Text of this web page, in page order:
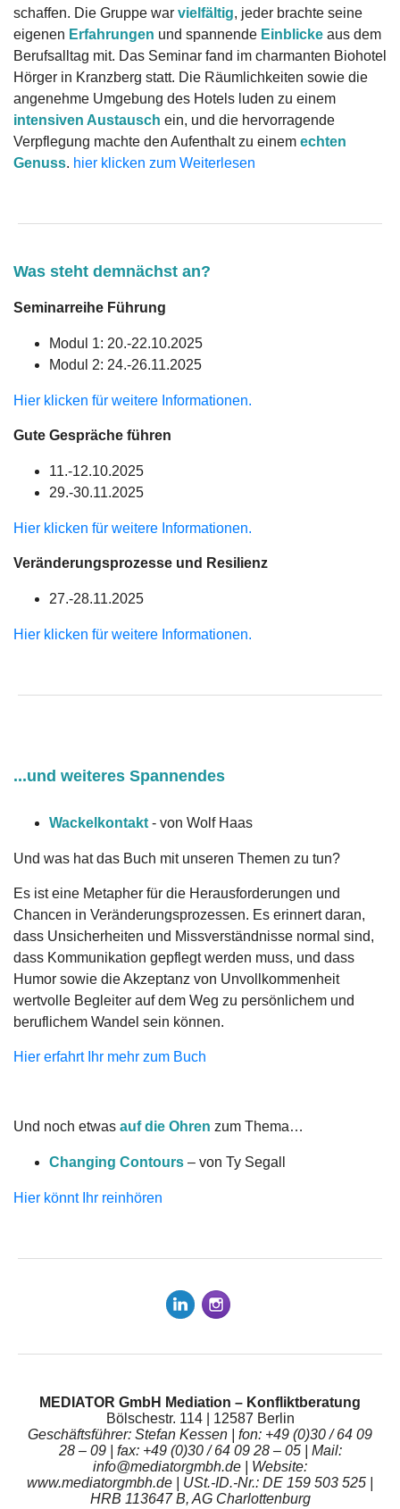
schaffen. Die Gruppe war vielfältig, jeder brachte seine
eigenen Erfahrungen und spannende Einblicke aus dem
Berufsalltag mit. Das Seminar fand im charmanten Biohotel
Hörger in Kranzberg statt. Die Räumlichkeiten sowie die
angenehme Umgebung des Hotels luden zu einem
intensiven Austausch ein, und die hervorragende
Verpflegung machte den Aufenthalt zu einem echten
Genuss. hier klicken zum Weiterlesen
Was steht demnächst an?
Seminarreihe Führung
Modul 1: 20.-22.10.2025
Modul 2: 24.-26.11.2025
Hier klicken für weitere Informationen.
Gute Gespräche führen
11.-12.10.2025
29.-30.11.2025
Hier klicken für weitere Informationen.
Veränderungsprozesse und Resilienz
27.-28.11.2025
Hier klicken für weitere Informationen.
...und weiteres Spannendes
Wackelkontakt - von Wolf Haas
Und was hat das Buch mit unseren Themen zu tun?
Es ist eine Metapher für die Herausforderungen und
Chancen in Veränderungsprozessen. Es erinnert daran,
dass Unsicherheiten und Missverständnisse normal sind,
dass Kommunikation gepflegt werden muss, und dass
Humor sowie die Akzeptanz von Unvollkommenheit
wertvolle Begleiter auf dem Weg zu persönlichem und
beruflichem Wandel sein können.
Hier erfahrt Ihr mehr zum Buch
Und noch etwas auf die Ohren zum Thema…
Changing Contours – von Ty Segall
Hier könnt Ihr reinhören
MEDIATOR GmbH Mediation – Konfliktberatung
Bölschestr. 114 | 12587 Berlin
Geschäftsführer: Stefan Kessen | fon: +49 (0)30 / 64 09
28 – 09 | fax: +49 (0)30 / 64 09 28 – 05 | Mail:
info@mediatorgmbh.de | Website:
www.mediatorgmbh.de | USt.-ID.-Nr.: DE 159 503 525 |
HRB 113647 B, AG Charlottenburg